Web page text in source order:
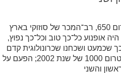
הוויסטרום 650, רב־המכר של סוזוקי בארץ
אופנוע כל־כך טוב וכל־כך נפוץ,
שכמעט ושכחנו שכרונולוגית קדם
לו הוויסטרום 1000 של שנת 2002; הפעם על
והשני